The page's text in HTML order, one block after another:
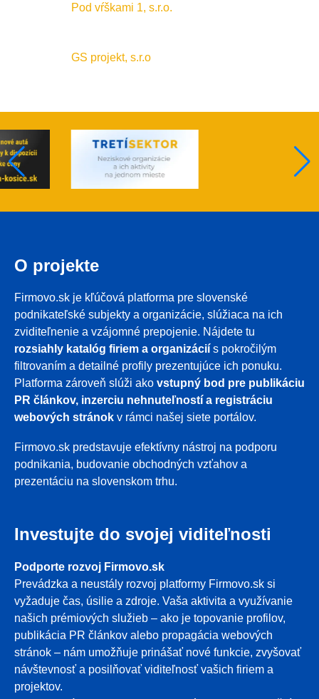
Pod vŕškami 1, s.r.o.
GS projekt, s.r.o
O projekte
Firmovo.sk je kľúčová platforma pre slovenské
podnikateľské subjekty a organizácie, slúžiaca na ich
zviditeľnenie a vzájomné prepojenie. Nájdete tu
rozsiahly katalóg firiem a organizácií s pokročilým
filtrovaním a detailné profily prezentujúce ich ponuku.
Platforma zároveň slúži ako vstupný bod pre publikáciu
PR článkov, inzerciu nehnuteľností a registráciu
webových stránok v rámci našej siete portálov.
Firmovo.sk predstavuje efektívny nástroj na podporu
podnikania, budovanie obchodných vzťahov a
prezentáciu na slovenskom trhu.
Investujte do svojej viditeľnosti
Podporte rozvoj Firmovo.sk
Prevádzka a neustály rozvoj platformy Firmovo.sk si
vyžaduje čas, úsilie a zdroje. Vaša aktivita a využívanie
našich prémiových služieb – ako je topovanie profilov,
publikácia PR článkov alebo propagácia webových
stránok – nám umožňuje prinášať nové funkcie, zvyšovať
návštevnosť a posilňovať viditeľnosť vašich firiem a
projektov.